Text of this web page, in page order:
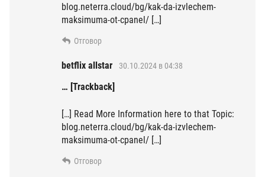
blog.neterra.cloud/bg/kak-da-izvlechem-
maksimuma-ot-cpanel/ […]
Отговор
betflix allstar 30.10.2024 в 04:38
… [Trackback]
[…] Read More Information here to that Topic:
blog.neterra.cloud/bg/kak-da-izvlechem-
maksimuma-ot-cpanel/ […]
Отговор